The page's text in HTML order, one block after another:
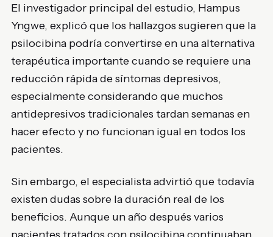
El investigador principal del estudio, Hampus
Yngwe, explicó que los hallazgos sugieren que la
psilocibina podría convertirse en una alternativa
terapéutica importante cuando se requiere una
reducción rápida de síntomas depresivos,
especialmente considerando que muchos
antidepresivos tradicionales tardan semanas en
hacer efecto y no funcionan igual en todos los
pacientes.
Sin embargo, el especialista advirtió que todavía
existen dudas sobre la duración real de los
beneficios. Aunque un año después varios